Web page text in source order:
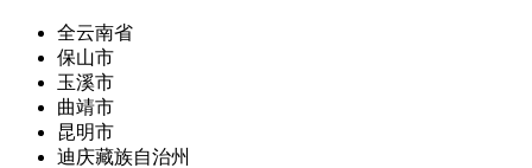
全云南省
保山市
玉溪市
曲靖市
昆明市
迪庆藏族自治州